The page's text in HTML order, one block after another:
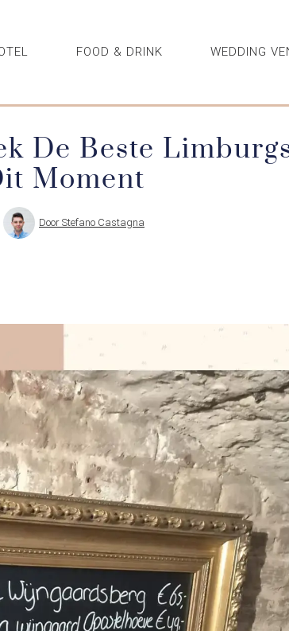
FOOD & DRINK WEDDING
De Beste
Moment
Door Stefano Castagna